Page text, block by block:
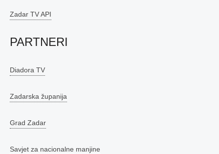
Zadar TV API
PARTNERI
Diadora TV
Zadarska županija
Grad Zadar
Savjet za nacionalne manjine